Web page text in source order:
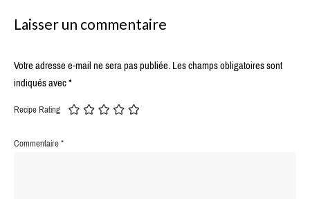
Laisser un commentaire
Votre adresse e-mail ne sera pas publiée.Les champs obligatoires sont
indiqués avec*
Recipe Rating
Commentaire*